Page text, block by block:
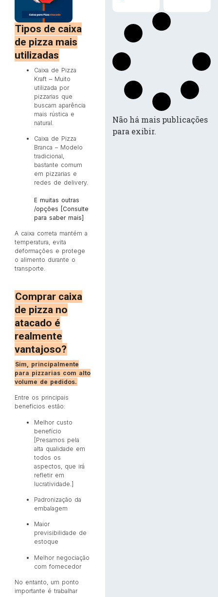
Tipos de caixa
de pizza mais
utilizadas
Caixa de Pizza
Kraft – Muito
utilizada por
pizzarias que
buscam aparência
mais rústica e
natural.
Caixa de Pizza
Branca – Modelo
tradicional,
bastante comum
em pizzarias e
redes de delivery.
E muitas outras
/opções [Consulte
para saber mais]
A caixa correta mantém a
temperatura, evita
deformações e protege
o alimento durante o
transporte.
Comprar caixa
de pizza no
atacado é
realmente
vantajoso?
Sim, principalmente
para pizzarias com alto
volume de pedidos.
Entre os principais
benefícios estão:
Melhor custo
benefício
[Presamos pela
alta qualidade em
todos os
aspectos, que irá
refletir em
lucratividade.]
Padronização da
embalagem
Maior
previsibilidade de
estoque
Melhor negociação
com fornecedor
No entanto, um ponto
importante é trabalhar
Não há mais publicações
para exibir.